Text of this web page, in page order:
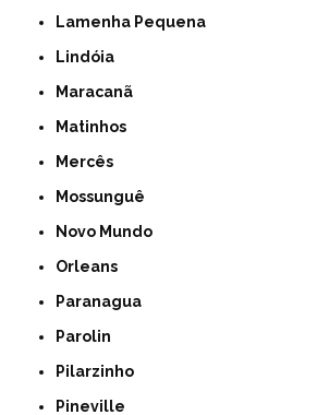
Lamenha Pequena
Lindóia
Maracanã
Matinhos
Mercês
Mossunguê
Novo Mundo
Orleans
Paranagua
Parolin
Pilarzinho
Pineville